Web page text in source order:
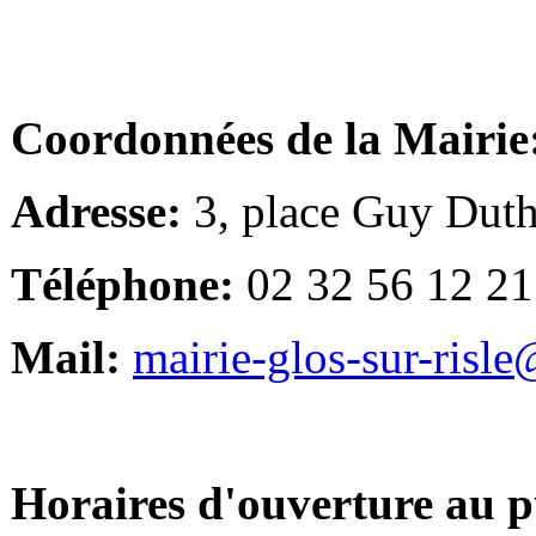
Coordonnées de la
Adresse: 3, place Guy
Téléphone: 02 32 56 12 21
Mail: mairie-glos-sur-
Horaires d'ouverture au